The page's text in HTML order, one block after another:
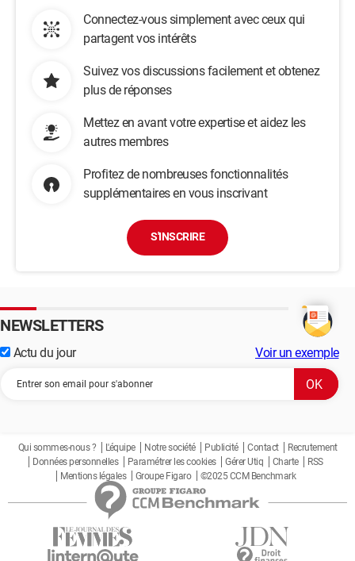
Connectez-vous simplement avec ceux qui
partagent vos intérêts
Suivez vos discussions facilement et obtenez
plus de réponses
Mettez en avant votre expertise et aidez les
autres membres
Profitez de nombreuses fonctionnalités
supplémentaires en vous inscrivant
S'INSCRIRE
NEWSLETTERS
Actu du jour Voir un exemple
Qui sommes-nous ? L'équipe Notre société Publicité Contact
Recrutement
Données personnelles
Paramétrer les cookies Gérer Utiq Charte
RSS
Mentions légales
Groupe Figaro ©2025 CCM Benchmark